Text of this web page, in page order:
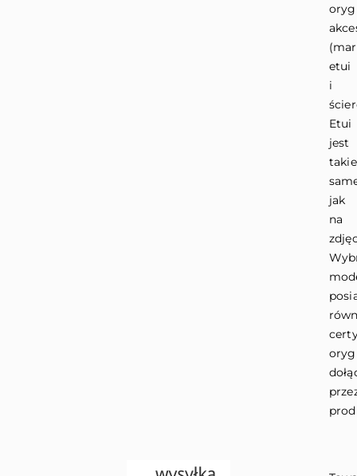
etui
i
Etui
jest
takie
jak
na